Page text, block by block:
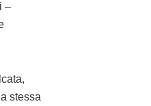
–
stessa